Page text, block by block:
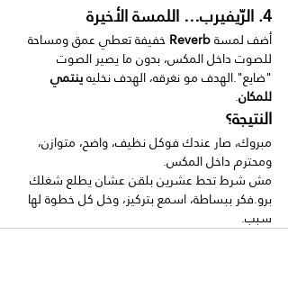
4. الرّيفيرب… اللمسة الأخيرة
أضف لمسة Reverb خفيفة تعطي عمق ومساحة
للصوت داخل المكس، بدون ما يصير الصوت
"ضايع".الهدف مو نغرقه، الهدف نخليه ينتمي
للمكان.
النتيجة؟
مبروك، صار عندك فوكل نظيف، واضح، متوازن،
ومحترم داخل المكس.
مش شرط تحط عشرين بلقن عشان يطلع شغلك
برو.فكر ببساطة، اسمع بتركيز، وخل كل خطوة لها
سبب.